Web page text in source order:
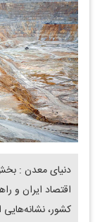
دنیای معدن :
اقتصاد ایران و
کشور،